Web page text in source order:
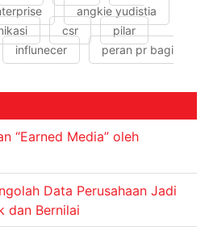
angkie yudistia
csr
pilar
influnecer
peran pr bagi
“Earned Media” oleh
Data Perusahaan Jadi
dan Bernilai